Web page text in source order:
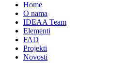
Home
O nama
IDEAA Team
Elementi
FAD
Projekti
Novosti